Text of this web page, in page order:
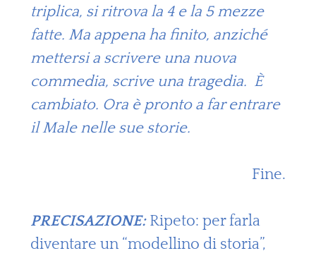
triplica, si ritrova la 4 e la 5 mezze
fatte. Ma appena ha finito, anziché
mettersi a scrivere una nuova
commedia, scrive una tragedia. È
cambiato. Ora è pronto a far entrare
il Male nelle sue storie.
Fine.
PRECISAZIONE:Ripeto: per farla
diventare un “modellino di storia”,